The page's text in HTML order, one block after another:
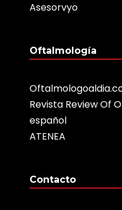
Asesorvyo
Oftalmología
Revista Review Of
español
ATENEA
Contacto